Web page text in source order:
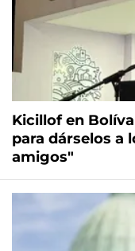
Kicillof en
para dárselos a
amigos"